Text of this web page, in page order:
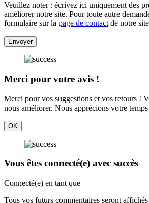
Veuillez noter : écrivez ici uniquement des
améliorer notre site. Pour toute autre
formulaire sur la page de contact de notre
Envoyer
Merci pour votre avis !
Merci pour vos suggestions et vos retours !
nous améliorer. Nous apprécions votre
OK
Vous êtes connecté(e) avec succès
Connecté(e) en tant que
Tous vos futurs commentaires seront